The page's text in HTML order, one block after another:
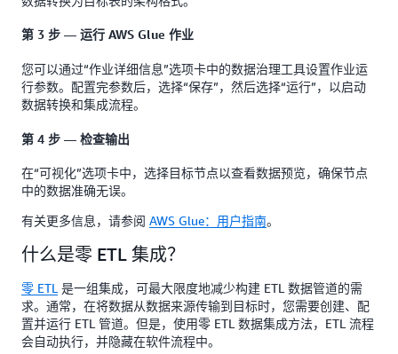
第 3 步 — 运行 AWS Glue 作业
您可以通过“作业详细信息”选项卡中的数据治理工具设置作业运
行参数。配置完参数后，选择“保存”，然后选择“运行”，以启动
数据转换和集成流程。
第 4 步 — 检查输出
在“可视化”选项卡中，选择目标节点以查看数据预览，确保节点
中的数据准确无误。
有关更多信息，请参阅 AWS Glue：用户指南。
什么是零 ETL 集成？
零 ETL 是一组集成，可最大限度地减少构建 ETL 数据管道的需
求。通常，在将数据从数据来源传输到目标时，您需要创建、配
置并运行 ETL 管道。但是，使用零 ETL 数据集成方法，ETL 流程
会自动执行，并隐藏在软件流程中。